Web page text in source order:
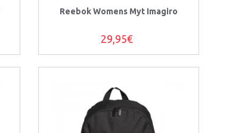
Reebok Womens Myt Imagiro
29,95€